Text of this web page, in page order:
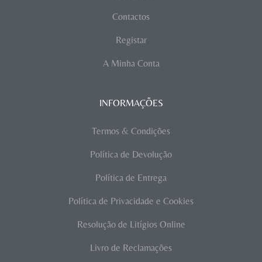
Contactos
Registar
A Minha Conta
INFORMAÇÕES
Termos & Condições
Política de Devolução
Política de Entrega
Política de Privacidade e Cookies
Resolução de Litígios Online
Livro de Reclamações